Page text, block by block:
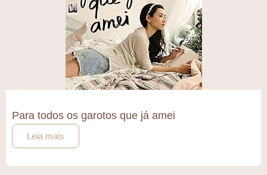
Para todos os garotos que já amei
Leia mais